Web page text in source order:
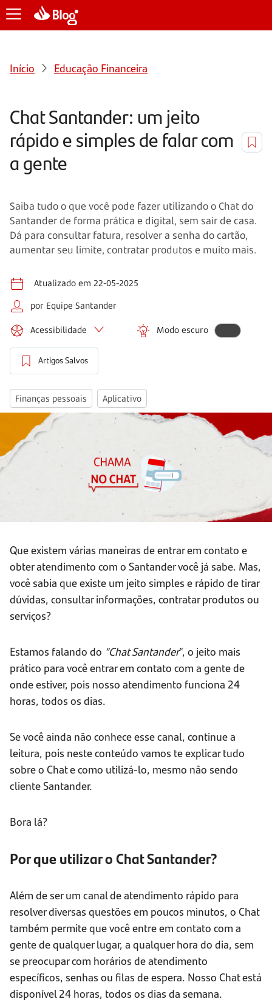
Início Educação Financeira
Chat Santander: um jeito
rápido e simples de falar com
a gente
Saiba tudo o que você pode fazer utilizando o Chat do
Santander de forma prática e digital, sem sair de casa.
Dá para consultar fatura, resolver a senha do cartão,
aumentar seu limite, contratar produtos e muito mais.
Atualizado em 22-05-2025
por Equipe Santander
Acessibilidade Modo escuro
Artigos Salvos
Finanças pessoais Aplicativo
Que existem várias maneiras de entrar em contato e
obter atendimento com o Santander você já sabe. Mas,
você sabia que existe um jeito simples e rápido de tirar
dúvidas, consultar informações, contratar produtos ou
serviços?
Estamos falando do “Chat Santander”, o jeito mais
prático para você entrar em contato com a gente de
onde estiver, pois nosso atendimento funciona 24
horas, todos os dias.
Se você ainda não conhece esse canal, continue a
leitura, pois neste conteúdo vamos te explicar tudo
sobre o Chat e como utilizá-lo, mesmo não sendo
cliente Santander.
Bora lá?
Por que utilizar o Chat Santander?
Além de ser um canal de atendimento rápido para
resolver diversas questões em poucos minutos, o Chat
também permite que você entre em contato com a
gente de qualquer lugar, a qualquer hora do dia, sem
se preocupar com horários de atendimento
específicos, senhas ou filas de espera. Nosso Chat está
disponível 24 horas, todos os dias da semana.